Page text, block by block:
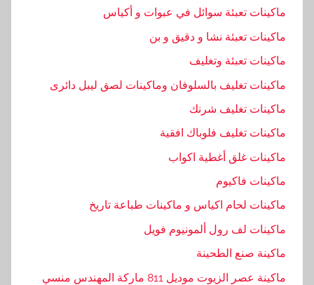
ماكينات تعبئة سوائل في عبوات و أكياس
ماكينات تعبئة نشا و دقيق و بن
ماكينات تعبئة وتغليف
ماكينات تغليف بالسلوفان وماكينات لصق ليبل دائرى
ماكينات تغليف شرنك
ماكينات تغليف فلوباك افقية
ماكينات غلق أغطية اكواب
ماكينات فاكيوم
ماكينات لحام اكياس و ماكينات طباعة تاريخ
ماكينات لف رول ألمونيوم فويل
ماكينة صنع الطحينة
ماكينة عصر الزيوت موديل 811 ماركة المهندس منسي